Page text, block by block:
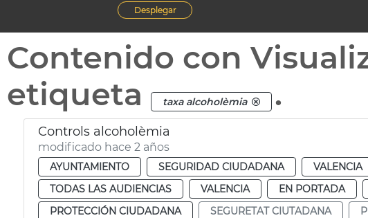
Desplegar
Contenido con
etiqueta
taxa alcoholèmia .
Controls alcoholèmia
modificado hace 2 años
AYUNTAMIENTO SEGURIDAD CIUDADANA VALENCIA
TODAS LAS AUDIENCIAS
VALENCIA EN PORTADA
PROTECCIÓN CIUDADANA
SEGURETAT CIUTADANA